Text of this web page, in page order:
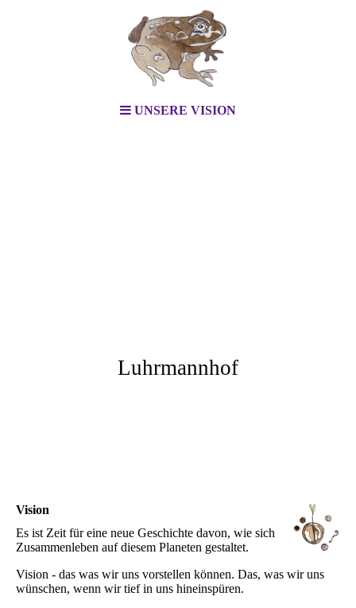
UNSERE VISION
Luhrmannhof
Vision
Es ist Zeit für eine neue Geschichte davon, wie sich
Zusammenleben auf diesem Planeten gestaltet.
Vision - das was wir uns vorstellen können. Das, was wir uns
wünschen, wenn wir tief in uns hineinspüren.